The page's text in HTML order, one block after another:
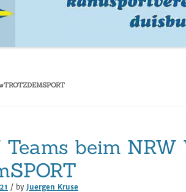
im Breitensport
Breitensport
Stand Up Paddling
Trainingszeiten
#TROTZDEMSPORT
beim NRW
/ by Juergen Kruse